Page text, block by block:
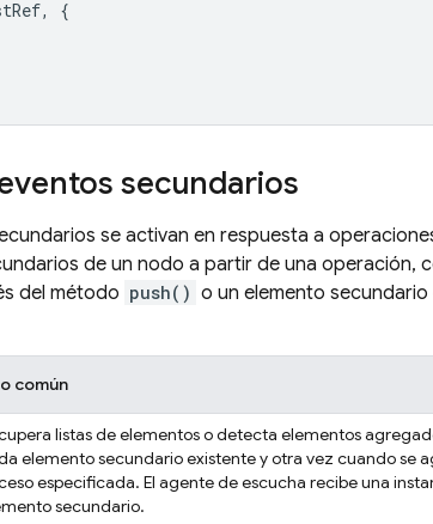
,
{
secundarios
se activan en respuesta a
de un nodo a partir de una operación,
del método push() o un elemento
común
listas de elementos o detecta elementos
elemento secundario existente y otra vez cuando se
especificada. El agente de escucha recibe una
secundario.